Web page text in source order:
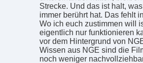
Strecke. Und das ist halt,
immer berührt hat. Das fehlt
Wo ich euch zustimmen will
eigentlich nur funktionieren
vor dem Hintergrund von
Wissen aus NGE sind die
noch weniger